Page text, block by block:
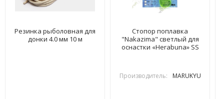
Резинка рыболовная для
донки 4.0 мм 10 м
Стопор поплавка
"Nakazima" светлый для
оснастки «Herabuna» SS
Производитель: MARUKYU